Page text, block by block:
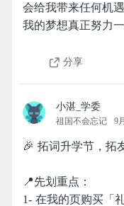
会给我带来任何机
我的梦想真正努力一
分享
小湛_学委
祖国不会忘记 9
🎉 拓词升学节，拓
📍先划重点：
1- 在我的页购买「